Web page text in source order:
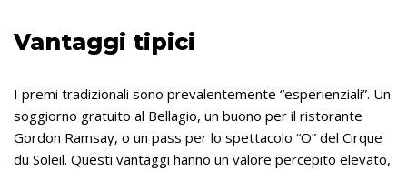
Vantaggi tipici
I premi tradizionali sono prevalentemente “esperienziali”. Un
soggiorno gratuito al Bellagio, un buono per il ristorante
Gordon Ramsay, o un pass per lo spettacolo “O” del Cirque
du Soleil. Questi vantaggi hanno un valore percepito elevato,